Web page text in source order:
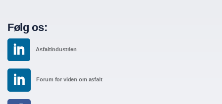
Følg os:
Asfaltindustrien
Forum for viden om asfalt